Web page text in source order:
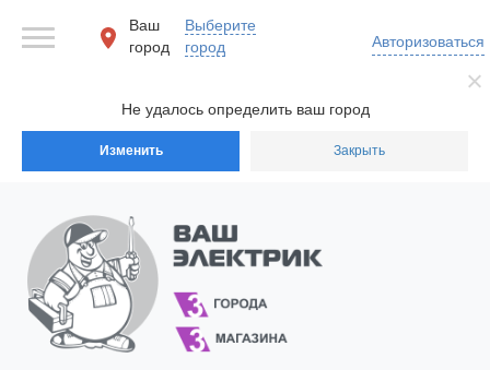
Не удалось определить ваш город
Изменить Закрыть
Ваш
город
Выберите
город
Авторизоваться